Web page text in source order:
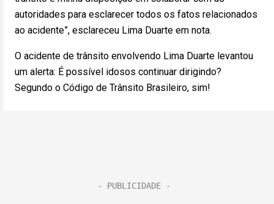
autoridades para esclarecer todos os fatos relacionados
ao acidente”, esclareceu Lima Duarte em nota.
O acidente de trânsito envolvendo Lima Duarte levantou
um alerta: É possível idosos continuar dirigindo?
Segundo o Código de Trânsito Brasileiro, sim!